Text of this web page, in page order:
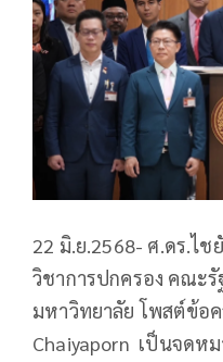
22 มิ.ย.2568- ศ.ดร.ไ
วิชาการปกครอง คณะ
มหาวิทยาลัย โพสต์ข้อ
Chaiyaporn เป็นจดห